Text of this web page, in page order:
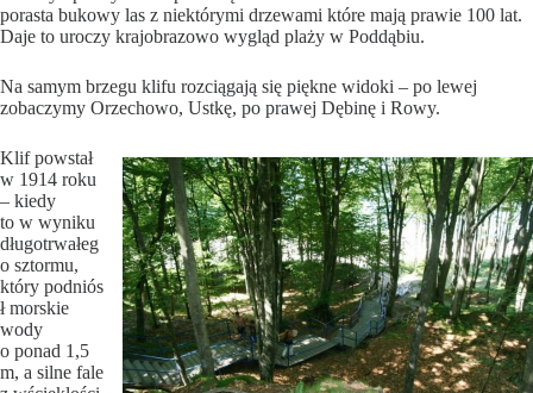
porasta bukowy las z niektórymi drzewami które mają prawie 100 lat.
Daje to uroczy krajobrazowo wygląd plaży w Poddąbiu.
Na samym brzegu klifu rozciągają się piękne widoki – po lewej
zobaczymy Orzechowo, Ustkę, po prawej Dębinę i Rowy.
Klif powstał
w 1914 roku
– kiedy
to w wyniku
długotrwałeg
o sztormu,
który podniós
ł morskie
wody
o ponad 1,5
m, a silne fale